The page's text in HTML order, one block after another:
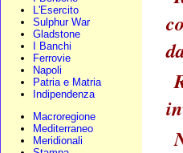
L'Esercito
Sulphur War
Gladstone
I Banchi
Ferrovie
Napoli
Patria e Matria
Indipendenza
Macroregione
Mediterraneo
Meridionali